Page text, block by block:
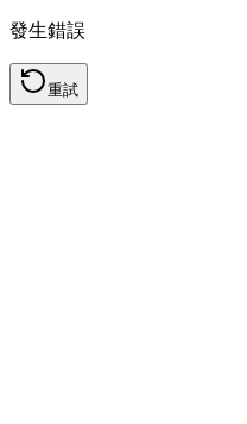
發生錯誤
重試